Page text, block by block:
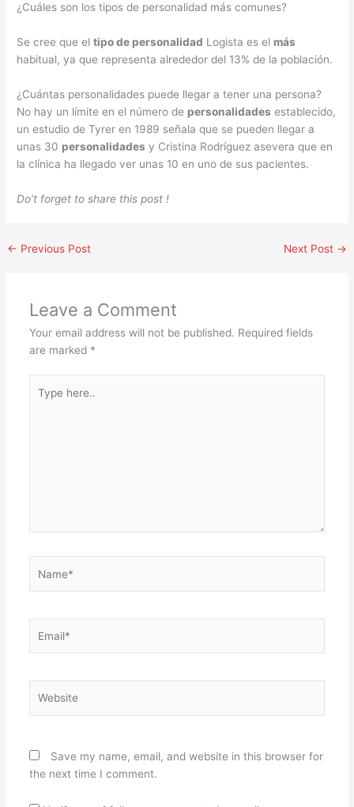
¿Cuáles son los tipos de personalidad más comunes?
Se cree que eltipo de personalidad Logista es el más
habitual, ya que representa alrededor del 13% de la población.
¿Cuántas personalidades puede llegar a tener una persona?
No hay un límite en el número de personalidades establecido,
un estudio de Tyrer en 1989 señala que se pueden llegar a
unas 30 personalidades y Cristina Rodríguez asevera que en
la clínica ha llegado ver unas 10 en uno de sus pacientes.
Do’t forget to share this post !
← Previous Post Next Post →
Leave a Comment
Your email address will not be published. Required fields
are marked *
here..
Save my name, email, and website in this browser for
the next time I comment.